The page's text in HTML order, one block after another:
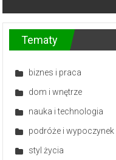
Tematy
biznes i praca
dom i wnętrze
nauka i technologia
podróże i wypoczynek
styl życia